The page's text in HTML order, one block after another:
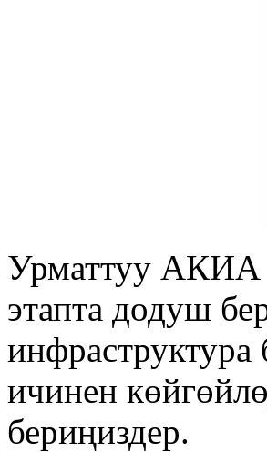
Урматтуу АКИА
этапта додуш
инфраструктура
ичинен
бериңиздер.